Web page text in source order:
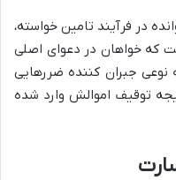
در فرآیند تامین خواسته،
که خواهان در دعوای اصلی
جبران کننده ضررهایی
توقیف اموالش وارد شده